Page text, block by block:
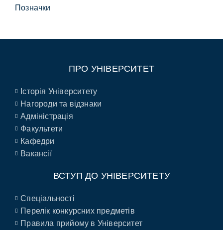
Позначки
ПРО УНІВЕРСИТЕТ
Історія Університету
Нагороди та відзнаки
Адміністрація
Факультети
Кафедри
Вакансії
ВСТУП ДО УНІВЕРСИТЕТУ
Спеціальності
Перелік конкурсних предметів
Правила прийому в Університет